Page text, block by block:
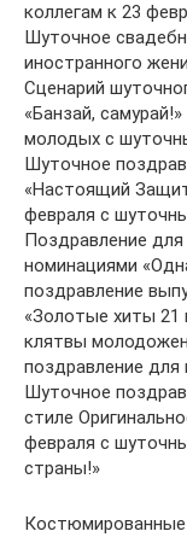
коллегам к 23
Шуточное
иностранного
Сценарий
«Банзай,
молодых с
Шуточное
«Настоящий
февраля с
Поздравление
номинациями
поздравление
«Золотые хиты 21
клятвы
поздравление
Шуточное
стиле
февраля с
страны!»
Костюмированные